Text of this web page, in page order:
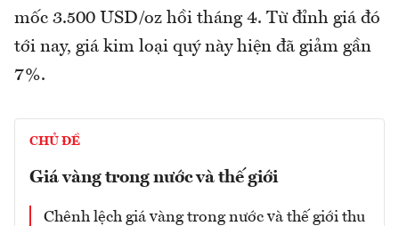
mốc 3.500 USD/oz hồi tháng 4. Từ đỉnh giá đó
tới nay, giá kim loại quý này hiện đã giảm gần
7%.
CHỦ ĐỀ
Giá vàng trong nước và thế giới
Chênh lệch giá vàng trong nước và thế giới thu